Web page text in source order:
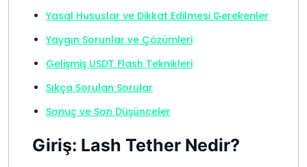
Yasal Hususlar ve Dikkat Edilmesi Gerekenler
Yaygın Sorunlar ve Çözümleri
Gelişmiş USDT Flash Teknikleri
Sıkça Sorulan Sorular
Sonuç ve Son Düşünceler
Giriş: Lash Tether Nedir?